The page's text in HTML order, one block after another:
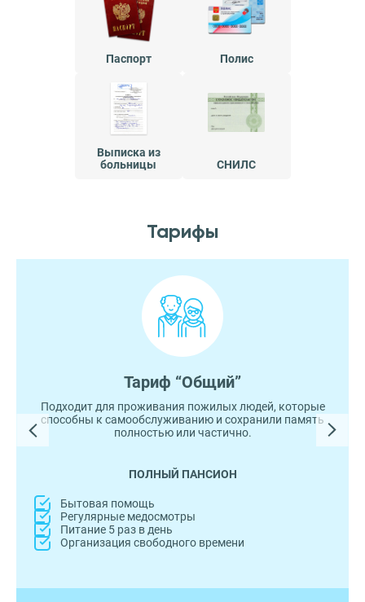
Паспорт Полис
Выписка из
больницы
СНИЛС
Тарифы
Тариф “Общий”
Подходит для проживания пожилых людей, которые
способны к самообслуживанию и сохранили память
полностью или частично.
ПОЛНЫЙ ПАНСИОН
Бытовая помощь
Регулярные медосмотры
Питание 5 раз в день
Организация свободного времени